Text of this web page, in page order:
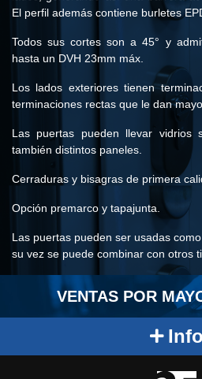
El perfil además contiene burletes
Todos sus cortes son a 45° y
hasta un DVH 23mm máx.
Los lados exteriores tienen
terminaciones rectas que le dan
Las puertas pueden llevar vidrios
también distintos paneles.
Cerraduras y bisagras de primera
Opción premarco y tapajunta.
Las puertas pueden ser usadas
su vez se puede combinar con otros
VENTAS POR
Info